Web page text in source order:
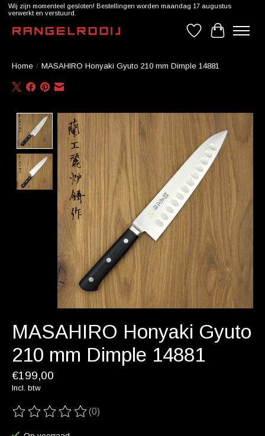
Wij zijn momenteel gesloten! Bestellingen worden maandag 17 augustus
verwerkt en verstuurd.
Verlanglijst
Home / MASAHIRO Honyaki Gyuto 210 mm Dimple 14881
Product image slideshow Items
MASAHIRO Honyaki Gyuto
210 mm Dimple 14881
€199,00
Incl. btw
De beoordeling van dit product is
(0)